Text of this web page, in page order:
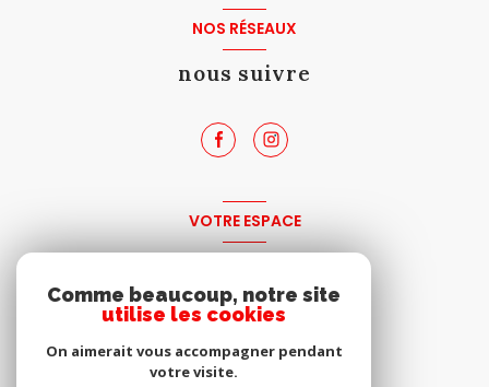
NOS RÉSEAUX
nous suivre
VOTRE ESPACE
Comme beaucoup, notre site
utilise les cookies
On aimerait vous accompagner pendant
votre visite.